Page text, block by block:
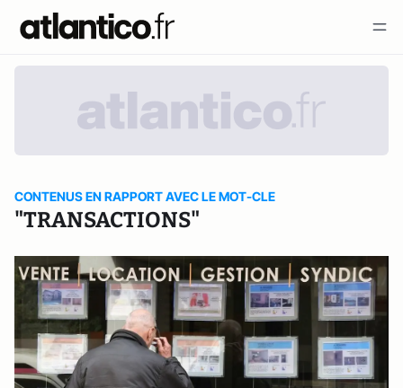
CONTENUS EN RAPPORT AVEC LE MOT-CLE
"TRANSACTIONS"